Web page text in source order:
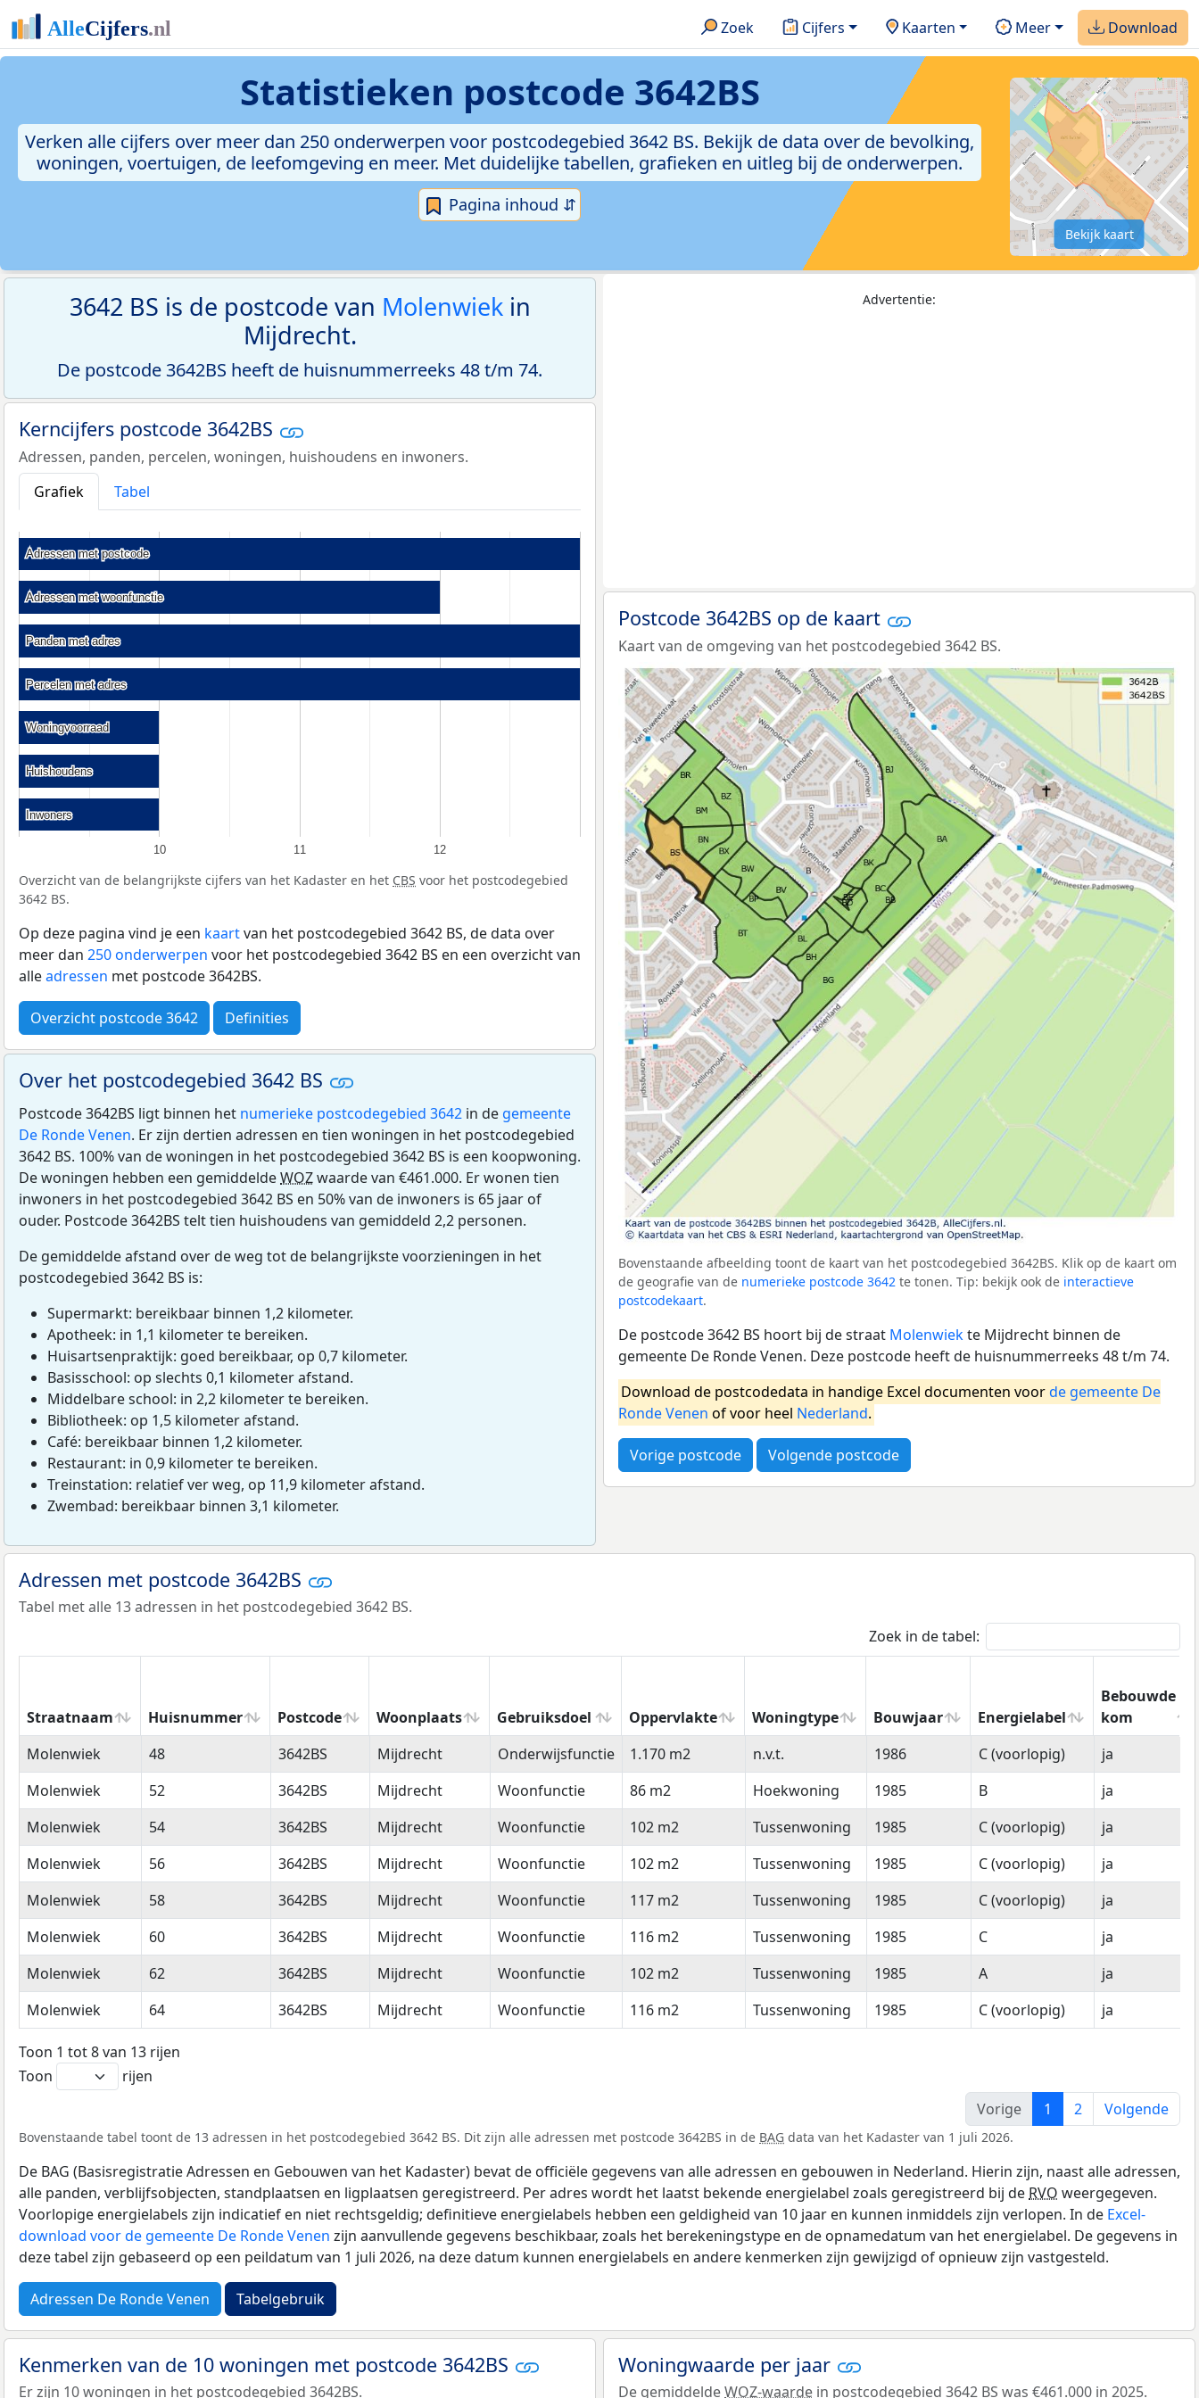
Zoek Cijfers Kaarten Meer Download
Statistieken postcode 3642BS
Verken alle cijfers over meer dan 250 onderwerpen voor postcodegebied 3642 BS. Bekijk de data over de bevolking,
woningen, voertuigen, de leefomgeving en meer. Met duidelijke tabellen, grafieken en uitleg bij de onderwerpen.
Pagina inhoud ⇵
Bekijk kaart
3642 BS is de postcode van Molenwiekin
Mijdrecht.
De postcode 3642BS heeft de huisnummerreeks 48 t/m 74.
Kerncijfers postcode 3642BS
Adressen, panden, percelen, woningen, huishoudens en inwoners.
Grafiek
Tabel
10 11 12
Adressen met postcode
Adressen met postcode
Adressen met woonfunctie
Adressen met woonfunctie
Panden met adres
Panden met adres
Percelen met adres
Percelen met adres
Woningvoorraad
Woningvoorraad
Huishoudens
Huishoudens
Inwoners
Inwoners
Overzicht van de belangrijkste cijfers van het Kadaster en het CBS voor het postcodegebied
3642 BS.
Op deze pagina vind je een kaartvan het postcodegebied 3642 BS, de data over
meer dan 250 onderwerpen voor het postcodegebied 3642 BS en een overzicht van
alleadressen met postcode 3642BS.
Overzicht postcode 3642 Definities
Over het postcodegebied 3642 BS
Postcode 3642BS ligt binnen het numerieke postcodegebied 3642 in de gemeente
De Ronde Venen. Er zijn dertien adressen en tien woningen in het postcodegebied
3642 BS. 100% van de woningen in het postcodegebied 3642 BS is een koopwoning.
De woningen hebben een gemiddeldeWOZwaarde van €461.000. Er wonen tien
inwoners in het postcodegebied 3642 BS en 50% van de inwoners is 65 jaar of
ouder. Postcode 3642BS telt tien huishoudens van gemiddeld 2,2 personen.
De gemiddelde afstand over de weg tot de belangrijkste voorzieningen in het
postcodegebied 3642 BS is:
Supermarkt: bereikbaar binnen 1,2 kilometer.
Apotheek: in 1,1 kilometer te bereiken.
Huisartsenpraktijk: goed bereikbaar, op 0,7 kilometer.
Basisschool: op slechts 0,1 kilometer afstand.
Middelbare school: in 2,2 kilometer te bereiken.
Bibliotheek: op 1,5 kilometer afstand.
Café: bereikbaar binnen 1,2 kilometer.
Restaurant: in 0,9 kilometer te bereiken.
Treinstation: relatief ver weg, op 11,9 kilometer afstand.
Zwembad: bereikbaar binnen 3,1 kilometer.
Advertentie:
Postcode 3642BS op de kaart
Kaart van de omgeving van het postcodegebied 3642 BS.
Bovenstaande afbeelding toont de kaart van het postcodegebied 3642BS. Klik op de kaart om
de geografie van de numerieke postcode 3642 te tonen. Tip: bekijk ook de interactieve
postcodekaart.
De postcode 3642 BS hoort bij de straat Molenwiekte Mijdrecht binnen de
gemeente De Ronde Venen. Deze postcode heeft de huisnummerreeks 48 t/m 74.
Download de postcodedata in handige Excel documenten voorde gemeente De
Ronde Venen of voor heel Nederland.
Vorige postcode Volgende postcode
Adressen met postcode 3642BS
Tabel met alle 13 adressen in het postcodegebied 3642 BS.
Zoek in de tabel:
Straatnaam Huisnummer Postcode Woonplaats Gebruiksdoel Oppervlakte Woningtype Bouwjaar Energielabel
Bebouwde
kom
Straatnaam
Huisnummer Postcode Woonplaats Gebruiksdoel Oppervlakte Woningtype Bouwjaar Energielabel
Bebouwde
kom
Molenwiek 48 3642BS Mijdrecht Onderwijsfunctie 1.170 m2 n.v.t. 1986 C (voorlopig)
ja
Molenwiek
52 3642BS Mijdrecht Woonfunctie 86 m2 Hoekwoning 1985 B
ja
Molenwiek
54 3642BS Mijdrecht Woonfunctie 102 m2 Tussenwoning 1985 C (voorlopig)
ja
Molenwiek
56 3642BS Mijdrecht Woonfunctie 102 m2 Tussenwoning 1985 C (voorlopig)
ja
Molenwiek
58 3642BS Mijdrecht Woonfunctie 117 m2 Tussenwoning 1985 C (voorlopig)
ja
Molenwiek
60 3642BS Mijdrecht Woonfunctie 116 m2 Tussenwoning 1985 C
ja
Molenwiek
62 3642BS Mijdrecht Woonfunctie 102 m2 Tussenwoning 1985 A
ja
Molenwiek
64 3642BS Mijdrecht Woonfunctie 116 m2 Tussenwoning 1985 C (voorlopig) ja
Toon 1 tot 8 van 13 rijen
Toon
rijen
Vorige
1 2 Volgende
Bovenstaande tabel toont de 13 adressen in het postcodegebied 3642 BS. Dit zijn alle adressen met postcode 3642BS in de BAG data van het Kadaster van 1 juli 2026.
De BAG (Basisregistratie Adressen en Gebouwen van het Kadaster) bevat de officiële gegevens van alle adressen en gebouwen in Nederland. Hierin zijn, naast alle adressen,
alle panden, verblijfsobjecten, standplaatsen en ligplaatsen geregistreerd. Per adres wordt het laatst bekende energielabel zoals geregistreerd bij de RVO weergegeven.
Voorlopige energielabels zijn indicatief en niet rechtsgeldig; definitieve energielabels hebben een geldigheid van 10 jaar en kunnen inmiddels zijn verlopen. In de Excel-
download voor de gemeente De Ronde Venen zijn aanvullende gegevens beschikbaar, zoals het berekeningstype en de opnamedatum van het energielabel. De gegevens in
deze tabel zijn gebaseerd op een peildatum van 1 juli 2026, na deze datum kunnen energielabels en andere kenmerken zijn gewijzigd of opnieuw zijn vastgesteld.
Adressen De Ronde Venen Tabelgebruik
Kenmerken van de 10 woningen met postcode 3642BS
Er zijn 10 woningen in het postcodegebied 3642BS.
Woningwaarde per jaar
De gemiddeldeWOZ-waarde in postcodegebied 3642 BS was €461.000 in 2025.